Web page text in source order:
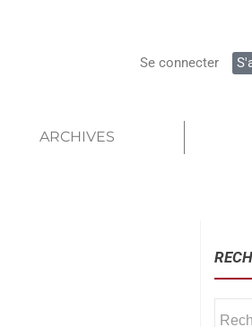
Se connecter
ARCHIVES